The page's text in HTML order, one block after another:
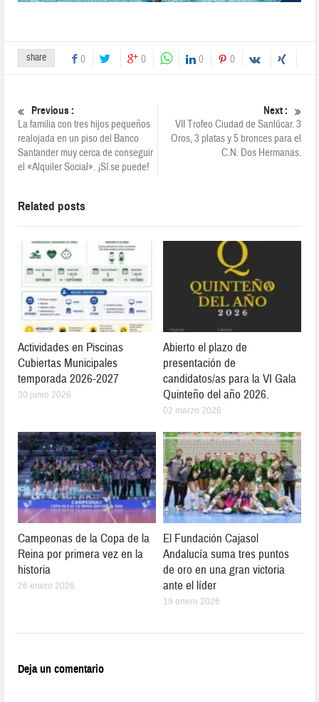
share 0 0 0 0
Previous :
La familia con tres hijos pequeños
realojada en un piso del Banco
Santander muy cerca de conseguir
el «Alquiler Social». ¡Sí se puede!
Next :
VII Trofeo Ciudad de Sanlúcar. 3
Oros, 3 platas y 5 bronces para el
C.N. Dos Hermanas.
Related posts
Actividades en Piscinas
Cubiertas Municipales
temporada 2026-2027
30 junio 2026
Abierto el plazo de
presentación de
candidatos/as para la VI Gala
Quinteño del año 2026.
02 marzo 2026
Campeonas de la Copa de la
Reina por primera vez en la
historia
26 enero 2026
El Fundación Cajasol
Andalucía suma tres puntos
de oro en una gran victoria
ante el líder
19 enero 2026
Deja un comentario